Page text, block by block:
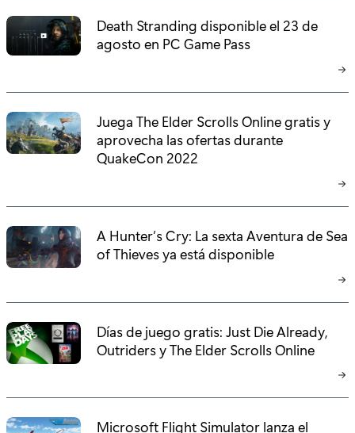
Death Stranding disponible el 23 de
agosto en PC Game Pass
Juega The Elder Scrolls Online gratis y
aprovecha las ofertas durante
QuakeCon 2022
A Hunter’s Cry: La sexta Aventura de Sea
of Thieves ya está disponible
Días de juego gratis: Just Die Already,
Outriders y The Elder Scrolls Online
Microsoft Flight Simulator lanza el